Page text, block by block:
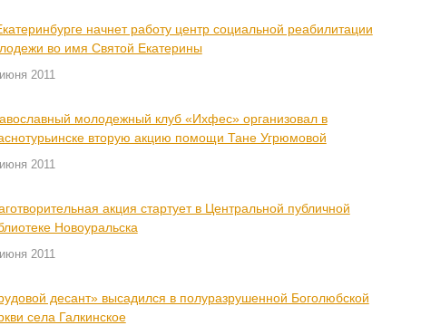
начнет работу центр социальной реабилитации
во имя Святой Екатерины
2011
молодежный клуб «Ихфес» организовал в
вторую акцию помощи Тане Угрюмовой
2011
акция стартует в Центральной публичной
Новоуральска
2011
десант» высадился в полуразрушенной Боголюбской
села Галкинское